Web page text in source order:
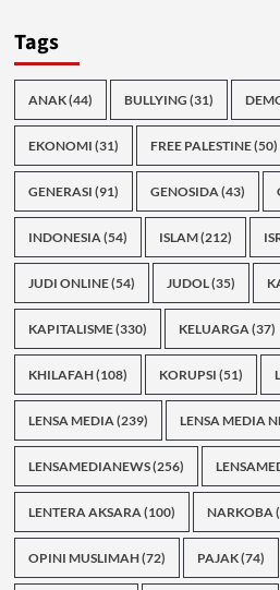
Tags
ANAK(44) BULLYING (31)
EKONOMI (31) FREE PALESTINE(50)
GENERASI (91) GENOSIDA(43)
INDONESIA(54) ISLAM(212)
JUDI ONLINE(54) JUDOL(35)
KAPITALISME(330) KELUARGA(37)
KHILAFAH(108) KORUPSI (51)
LENSA MEDIA(239) LENSA MEDIA
LENSAMEDIANEWS(256)
LENTERA AKSARA(100) NARKOBA
OPINI MUSLIMAH(72) PAJAK(74)